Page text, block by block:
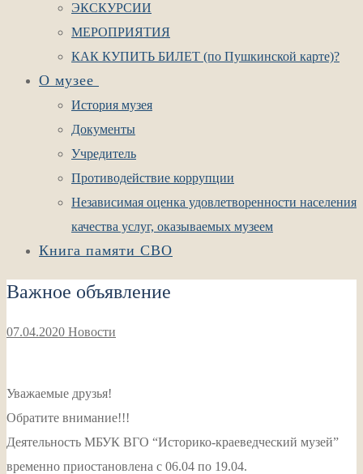
ЭКСКУРСИИ
МЕРОПРИЯТИЯ
КАК КУПИТЬ БИЛЕТ (по Пушкинской карте)?
О музее
История музея
Документы
Учредитель
Противодействие коррупции
Независимая оценка удовлетворенности населения
качества услуг, оказываемых музеем
Книга памяти СВО
Важное объявление
07.04.2020 Новости
Уважаемые друзья!
Обратите внимание!!!
Деятельность МБУК ВГО “Историко-краеведческий музей”
временно приостановлена с 06.04 по 19.04.